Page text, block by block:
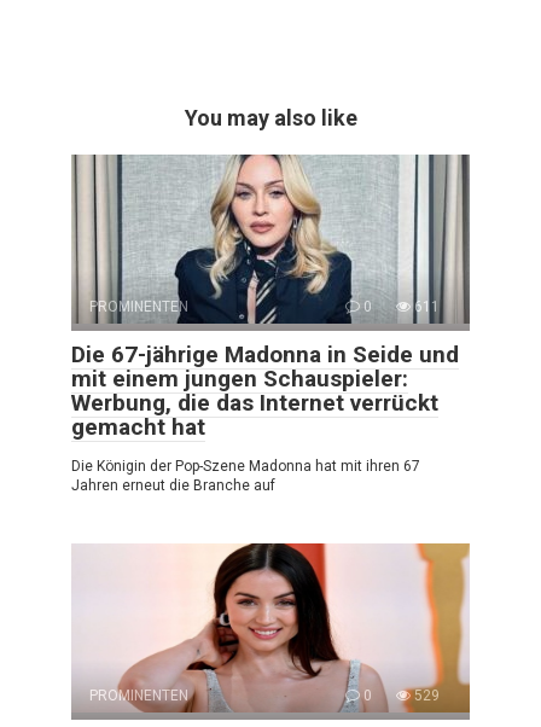
You may also like
PROMINENTEN 0 611
Die 67-jährige Madonna in Seide und
mit einem jungen Schauspieler:
Werbung, die das Internet verrückt
gemacht hat
Die Königin der Pop-Szene Madonna hat mit ihren 67
Jahren erneut die Branche auf
PROMINENTEN 0 529